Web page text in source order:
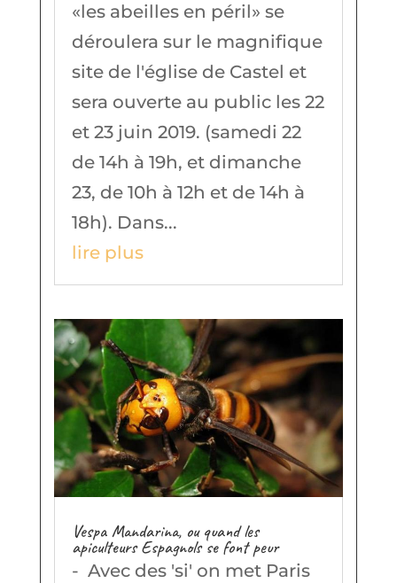
«les abeilles en péril» se
déroulera sur le magnifique
site de l'église de Castel et
sera ouverte au public les 22
et 23 juin 2019. (samedi 22
de 14h à 19h, et dimanche
23, de 10h à 12h et de 14h à
18h). Dans...
lire plus
Vespa Mandarina, ou quand les
apiculteurs Espagnols se font peur
- Avec des 'si' on met Paris